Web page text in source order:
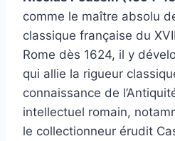
comme le maître absolu
classique française du
Rome dès 1624, il y
qui allie la rigueur
connaissance de
intellectuel romain,
le collectionneur érudit